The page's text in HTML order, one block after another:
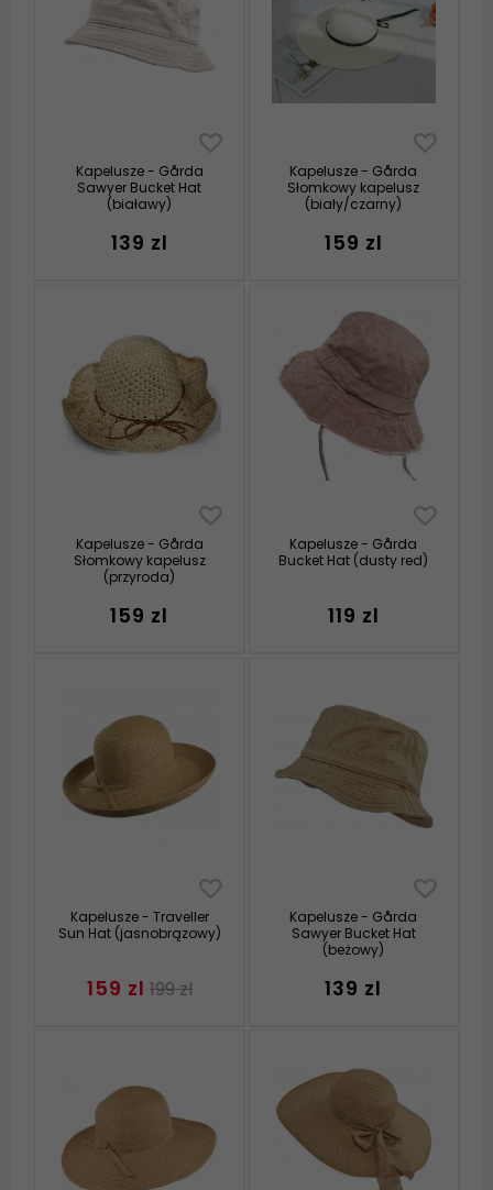
Kapelusze - Gårda
Sawyer Bucket Hat
(białawy)
139 zl
Kapelusze - Gårda
Słomkowy kapelusz
(biały/czarny)
159 zl
Kapelusze - Gårda
Słomkowy kapelusz
(przyroda)
159 zl
Kapelusze - Gårda
Bucket Hat (dusty red)
119 zl
Kapelusze - Traveller
Sun Hat (jasnobrązowy)
159 zl 199 zl
Kapelusze - Gårda
Sawyer Bucket Hat
(beżowy)
139 zl